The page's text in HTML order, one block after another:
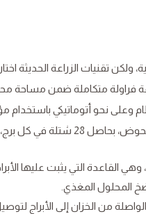
ولكن تقنيات الزراعة
فراولة متكاملة ضمن مساحة
وعلى نحو أتوماتيكي
القاعدة التي يثبت عليها
المحلول المغذي.
من الخزان إلى الأبراج